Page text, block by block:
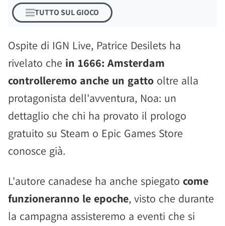
TUTTO SUL GIOCO
Ospite di IGN Live, Patrice Desilets ha
rivelato che in 1666: Amsterdam
controlleremo anche un gatto oltre alla
protagonista dell'avventura, Noa: un
dettaglio che chi ha provato il prologo
gratuito su Steam o Epic Games Store
conosce già.
L'autore canadese ha anche spiegato come
funzioneranno le epoche, visto che durante
la campagna assisteremo a eventi che si